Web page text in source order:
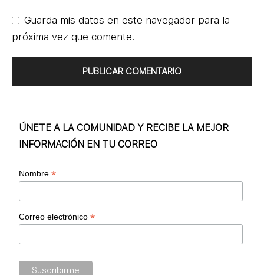
Guarda mis datos en este navegador para la
próxima vez que comente.
ÚNETE A LA COMUNIDAD Y RECIBE LA MEJOR
INFORMACIÓN EN TU CORREO
Nombre*
Correo electrónico*